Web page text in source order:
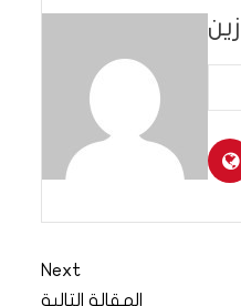
زين
Next
المقالة التالية